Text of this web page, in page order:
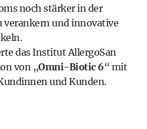
noch stärker in der
verankern und innovative
das Institut AllergoSan
von „Omni-Biotic 6“ mit
und Kunden.